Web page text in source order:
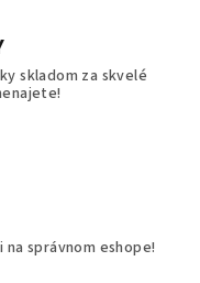
skladom za skvelé
správnom eshope!